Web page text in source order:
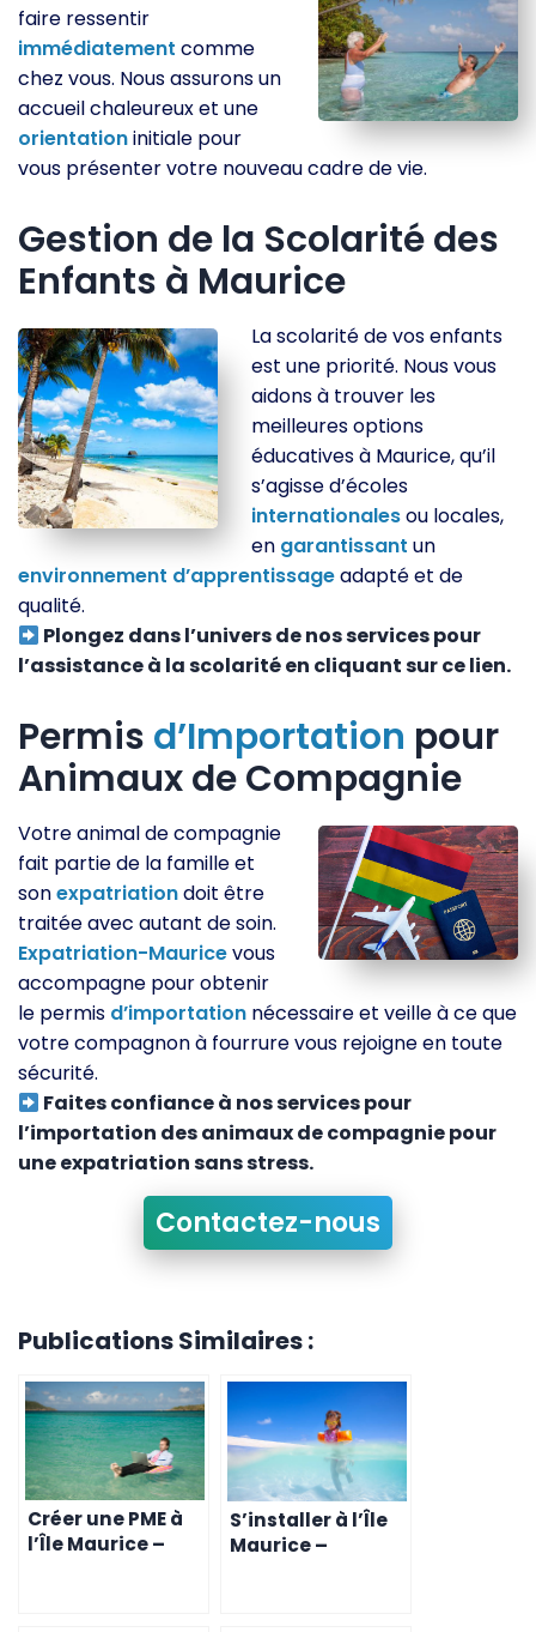
faire ressentir
immédiatement comme
chez vous. Nous assurons un
accueil chaleureux et une
orientationinitiale pour
vous présenter votre nouveau cadre de vie.
Gestion de la Scolarité des
Enfants à Maurice
La scolarité de vos enfants
est une priorité. Nous vous
aidons à trouver les
meilleures options
éducatives à Maurice, qu’il
s’agisse d’écoles
internationalesou locales,
en garantissant un
environnement d’apprentissageadapté et de
qualité.
Plongez dans l’univers de nos services pour
l’assistance à la scolarité en cliquant sur ce lien.
Permis d’Importation pour
Animaux de Compagnie
Votre animal de compagnie
fait partie de la famille et
sonexpatriationdoit être
traitée avec autant de soin.
Expatriation-Mauricevous
accompagne pour obtenir
le permis d’importation nécessaire et veille à ce que
votre compagnon à fourrure vous rejoigne en toute
sécurité.
Faites confiance à nos services pour
l’importation des animaux de compagnie pour
une expatriation sans stress.
Contactez-nous
Publications Similaires :
Créer une PME à
l’Île Maurice –
S’installer à l’Île
Maurice –